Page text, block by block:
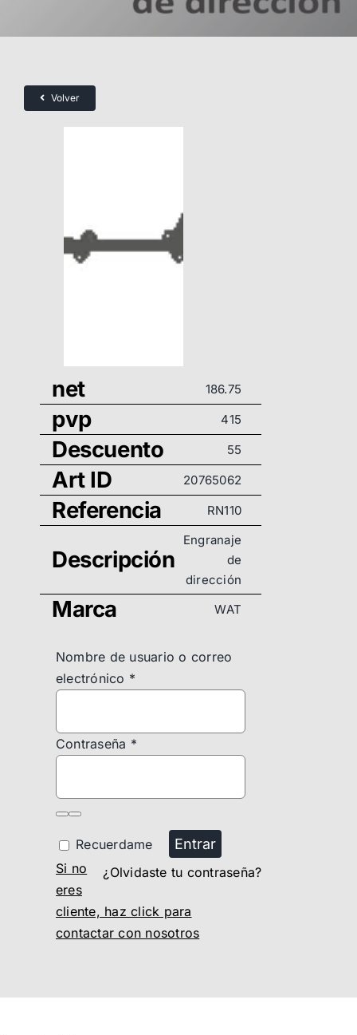
Volver
net 186.75
pvp 415
Descuento 55
Art ID 20765062
Referencia RN110
Descripción
Engranaje
de
dirección
Marca WAT
Nombre de usuario o correo
electrónico *
Contraseña *
Recuerdame Entrar
¿Olvidaste tu contraseña?
Si no
eres
cliente, haz click para
contactar con nosotros